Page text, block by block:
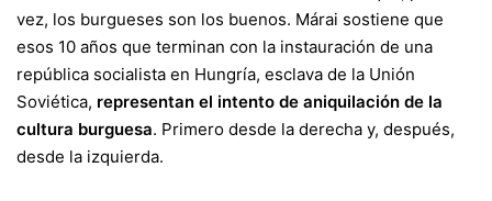
vez, los burgueses son los buenos. Márai sostiene que
esos 10 años que terminan con la instauración de una
república socialista en Hungría, esclava de la Unión
Soviética, representan el intento de aniquilación de la
cultura burguesa. Primero desde la derecha y, después,
desde la izquierda.